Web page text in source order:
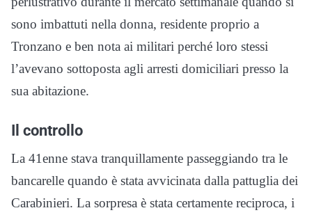
sono imbattuti nella donna, residente proprio a
Tronzano e ben nota ai militari perché loro stessi
l’avevano sottoposta agli arresti domiciliari presso la
sua abitazione.
Il controllo
La 41enne stava tranquillamente passeggiando tra le
bancarelle quando è stata avvicinata dalla pattuglia dei
Carabinieri. La sorpresa è stata certamente reciproca, i